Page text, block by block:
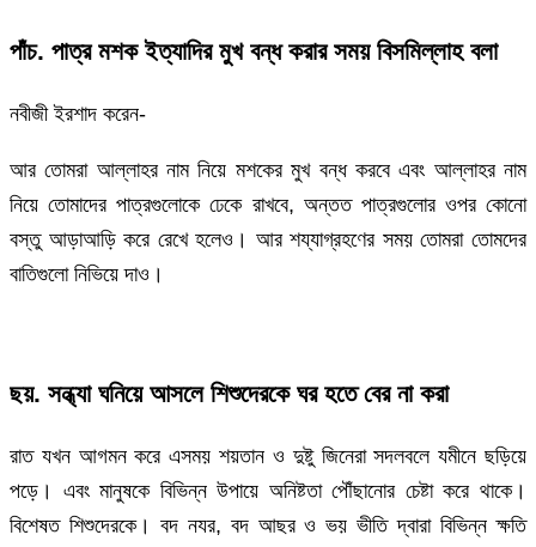
পাঁচ. পাত্র মশক ইত্যাদির মুখ বন্ধ করার সময় বিসমিল্লাহ বলা
নবীজী ইরশাদ করেন-
আর তোমরা আল্লাহর নাম নিয়ে মশকের মুখ বন্ধ করবে এবং আল্লাহর নাম
নিয়ে তোমাদের পাত্রগুলোকে ঢেকে রাখবে, অন্তত পাত্রগুলোর ওপর কোনো
বস্তু আড়াআড়ি করে রেখে হলেও। আর শয্যাগ্রহণের সময় তোমরা তোমদের
বাতিগুলো নিভিয়ে দাও।
ছয়. সন্ধ্যা ঘনিয়ে আসলে শিশুদেরকে ঘর হতে বের না করা
রাত যখন আগমন করে এসময় শয়তান ও দুষ্টু জিনেরা সদলবলে যমীনে ছড়িয়ে
পড়ে। এবং মানুষকে বিভিন্ন উপায়ে অনিষ্টতা পৌঁছানোর চেষ্টা করে থাকে।
বিশেষত শিশুদেরকে। বদ নযর, বদ আছর ও ভয় ভীতি দ্বারা বিভিন্ন ক্ষতি